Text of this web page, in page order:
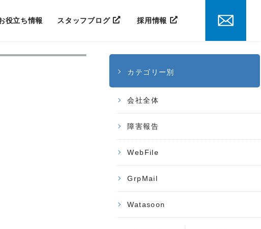
役立ち情報 スタッフブログ 採用情報
カテゴリー別
会社全体
障害報告
WebFile
GrpMail
Watasoon